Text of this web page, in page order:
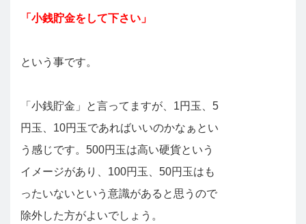
「小銭貯金をして下さい」
という事です。
「小銭貯金」と言ってますが、1円玉、5
円玉、10円玉であればいいのかなぁとい
う感じです。500円玉は高い硬貨という
イメージがあり、100円玉、50円玉はも
ったいないという意識があると思うので
除外した方がよいでしょう。